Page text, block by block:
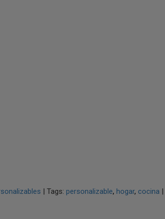
| Tags: personalizable hogar cocina |